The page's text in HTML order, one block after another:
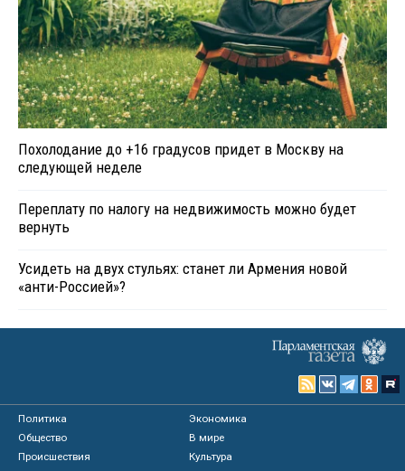
Похолодание до +16 градусов придет в Москву на
следующей неделе
Переплату по налогу на недвижимость можно будет
вернуть
Усидеть на двух стульях: станет ли Армения новой
«анти-Россией»?
Политика
Экономика
Общество
В мире
Происшествия
Культура